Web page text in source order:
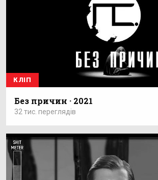
КЛІП
Без причин · 2021
32 тис. переглядів